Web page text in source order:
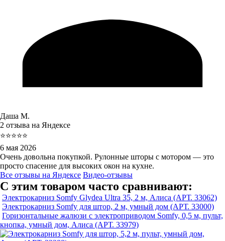
Даша М.
2 отзыва на Яндексе
⭐⭐⭐⭐⭐
6 мая 2026
Очень довольна покупкой. Рулонные шторы с мотором — это
просто спасение для высоких окон на кухне.
Все отзывы на Яндексе Видео-отзывы
С этим товаром часто сравнивают:
Электрокарниз Somfy Glydea Ultra 35, 2 м, Алиса (АРТ. 33062)
Электрокарниз Somfy для штор, 2 м, умный дом (АРТ. 33000)
Горизонтальные жалюзи с электроприводом Somfy, 0,5 м, пульт,
кнопка, умный дом, Алиса (АРТ. 33979)